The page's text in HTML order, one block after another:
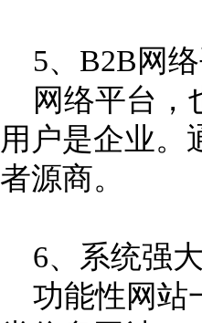
5、B2B网络
网络平台，
用户是企业。
者源商。
6、系统强
功能性网站